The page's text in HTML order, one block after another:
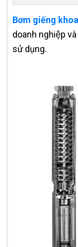
Bơm giếng
doanh nghiệp
sử dụng.